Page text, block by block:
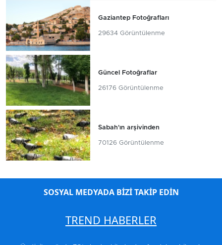
Gaziantep Fotoğrafları
29634 Görüntülenme
Güncel Fotoğraflar
26176 Görüntülenme
Sabah'ın arşivinden
70126 Görüntülenme
SOSYAL MEDYADA BİZİ TAKİP EDİN
TREND HABERLER